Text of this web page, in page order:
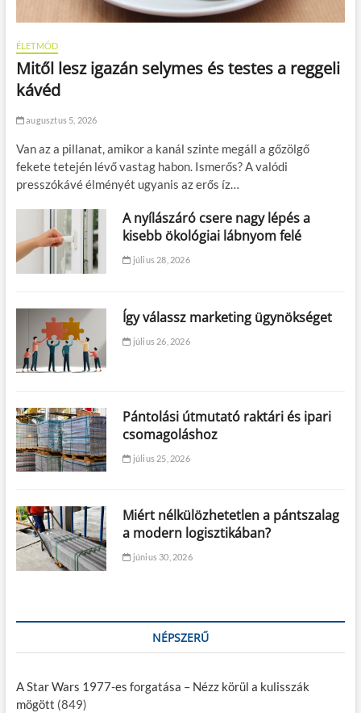
ÉLETMÓD
Mitől lesz igazán selymes és testes a reggeli
kávéd
augusztus 5, 2026
Van az a pillanat, amikor a kanál szinte megáll a gőzölgő
fekete tetején lévő vastag habon. Ismerős? A valódi
presszókávé élményét ugyanis az erős íz…
A nyílászáró csere nagy lépés a
kisebb ökológiai lábnyom felé
július 28, 2026
Így válassz marketing ügynökséget
július 26, 2026
Pántolási útmutató raktári és ipari
csomagoláshoz
július 25, 2026
Miért nélkülözhetetlen a pántszalag
a modern logisztikában?
június 30, 2026
NÉPSZERŰ
A Star Wars 1977-es forgatása – Nézz körül a kulisszák
mögött (849)